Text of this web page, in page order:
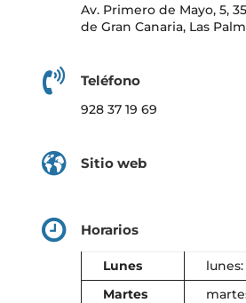
Av. Primero de Mayo, 5,
de Gran Canaria, Las
Teléfono
928 37 19 69
Sitio web
Horarios
Lunes
lunes:
Martes